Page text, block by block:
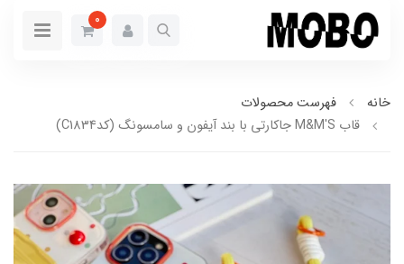
0
خانه
فهرست محصولات
قاب M&M'S جاکارتی با بند آیفون و سامسونگ (کدC1834)